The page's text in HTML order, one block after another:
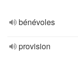
bénévoles
provision